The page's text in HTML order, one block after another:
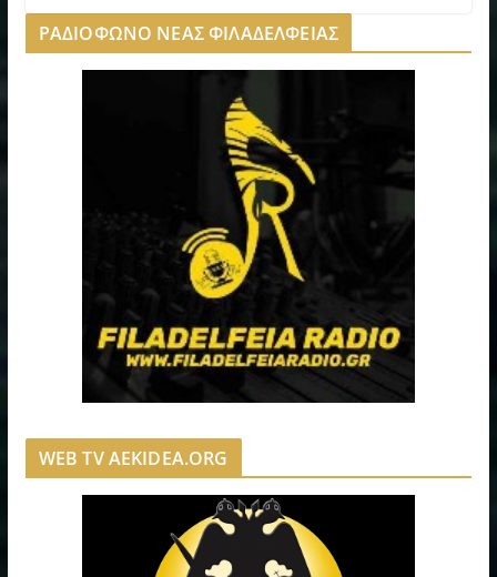
ΡΑΔΙΟΦΩΝΟ ΝΕΑΣ ΦΙΛΑΔΕΛΦΕΙΑΣ
WEB TV AEKIDEA.ORG